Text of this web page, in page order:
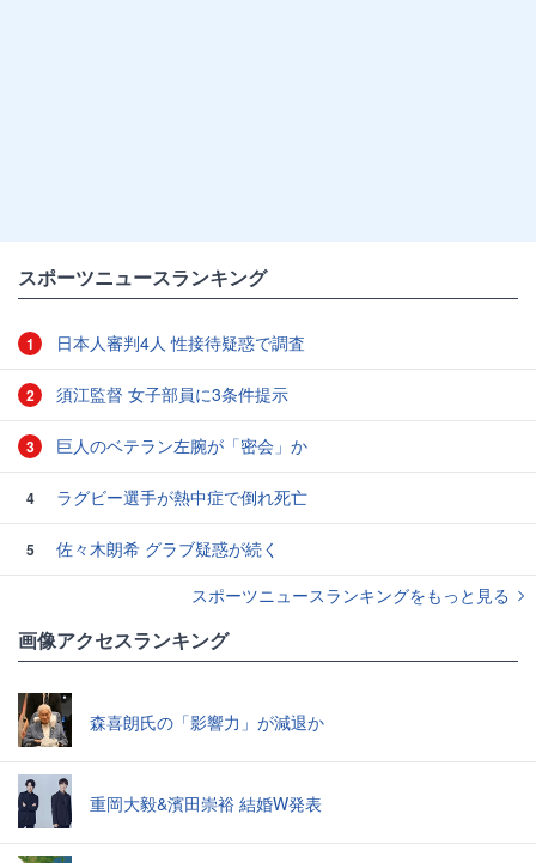
スポーツニュースランキング
1 日本人審判4人 性接待疑惑で調査
2 須江監督 女子部員に3条件提示
3 巨人のベテラン左腕が「密会」か
4 ラグビー選手が熱中症で倒れ死亡
5
佐々木朗希 グラブ疑惑が続く
スポーツニュースランキングをもっと見る
画像アクセスランキング
森喜朗氏の「影響力」が減退か
重岡大毅&濱田崇裕 結婚W発表